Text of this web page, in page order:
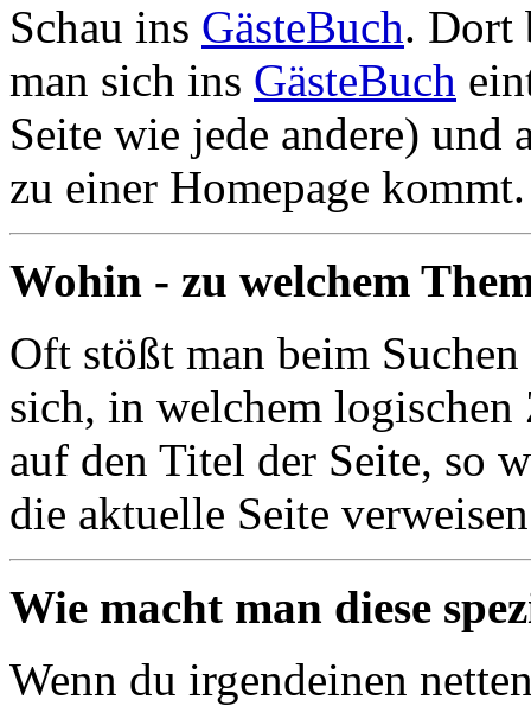
Schau ins GästeBuch. Dort
man sich ins GästeBuch
Seite wie jede andere)
zu einer Homepage
Wohin - zu welchem
Oft stößt man beim
sich, in welchem
auf den Titel der Seite, so
die aktuelle Seite
Wie macht man diese
Wenn du irgendeinen